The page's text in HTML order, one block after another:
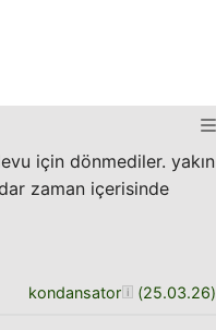
için dönmediler. yakın
zaman içerisinde
kondansator (25.03.26)